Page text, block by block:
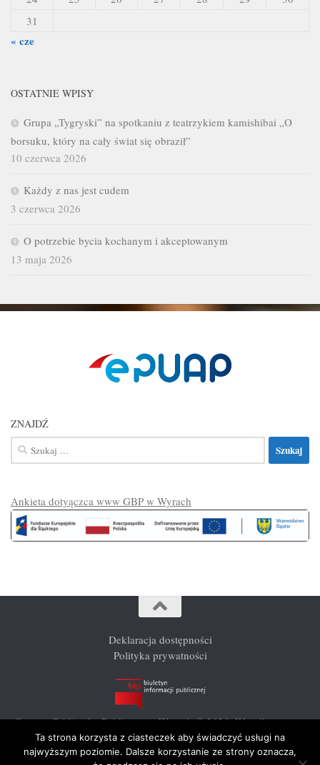
31
« cze
OSTATNIE WPISY
Grupa „Tygryski” na spotkaniu z teatrzykiem kamishibai „O
borsuku, który na cały świat się obraził”
10 czerwca 2026
Każdy z nas jest cudem
3 czerwca 2026
O potrzebie bycia kochanym i akceptowanym
13 maja 2026
ZNAJDŹ
Szukaj:
Ankieta dotyączca www GBP w Wyrach
Deklaracja dostępności
Polityka prywatności
Gminna Biblioteka Publiczna w Wyrach © 2026. Wszelkie prawa
zastrzeżone.
Ta strona korzysta z ciasteczek aby świadczyć usługi na
najwyższym poziomie. Dalsze korzystanie ze strony oznacza,